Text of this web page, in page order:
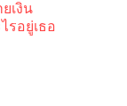
เงิน
รอยู่เธอ